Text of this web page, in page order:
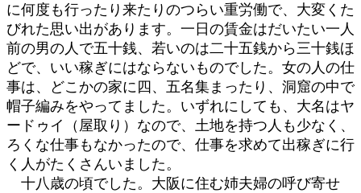
に何度も行ったり来たりのつらい重労働で、大変くた
びれた思い出があります。一日の賃金はだいたい一人
前の男の人で五十銭、若いのは二十五銭から三十銭ほ
どで、いい稼ぎにはならないものでした。女の人の仕
事は、どこかの家に四、五名集まったり、洞窟の中で
帽子編みをやってました。いずれにしても、大名はヤ
ードゥイ（屋取り）なので、土地を持つ人も少なく、
ろくな仕事もなかったので、仕事を求めて出稼ぎに行
く人がたくさんいました。
十八歳の頃でした。大阪に住む姉夫婦の呼び寄せ